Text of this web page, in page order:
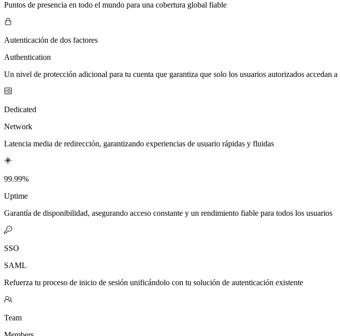
Puntos de presencia en todo el mundo para una cobertura global fiable
Autenticación de dos factores
Authentication
Un nivel de protección adicional para tu cuenta que garantiza que solo los usuarios autorizados accedan a
Dedicated
Network
Latencia media de redirección, garantizando experiencias de usuario rápidas y fluidas
99.99%
Uptime
Garantía de disponibilidad, asegurando acceso constante y un rendimiento fiable para todos los usuarios
SSO
SAML
Refuerza tu proceso de inicio de sesión unificándolo con tu solución de autenticación existente
Team